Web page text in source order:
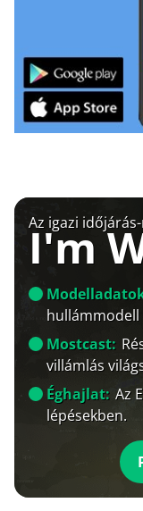
Az igazi
I'm
hullámmodell
Mostcast:
villámlás
Éghajlat: Az
lépésekben.